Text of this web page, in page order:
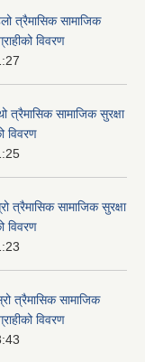
त्रैमासिक सामाजिक
विवरण
सामाजिक सुरक्षा
विवरण
सामाजिक सुरक्षा
विवरण
त्रैमासिक सामाजिक
विवरण